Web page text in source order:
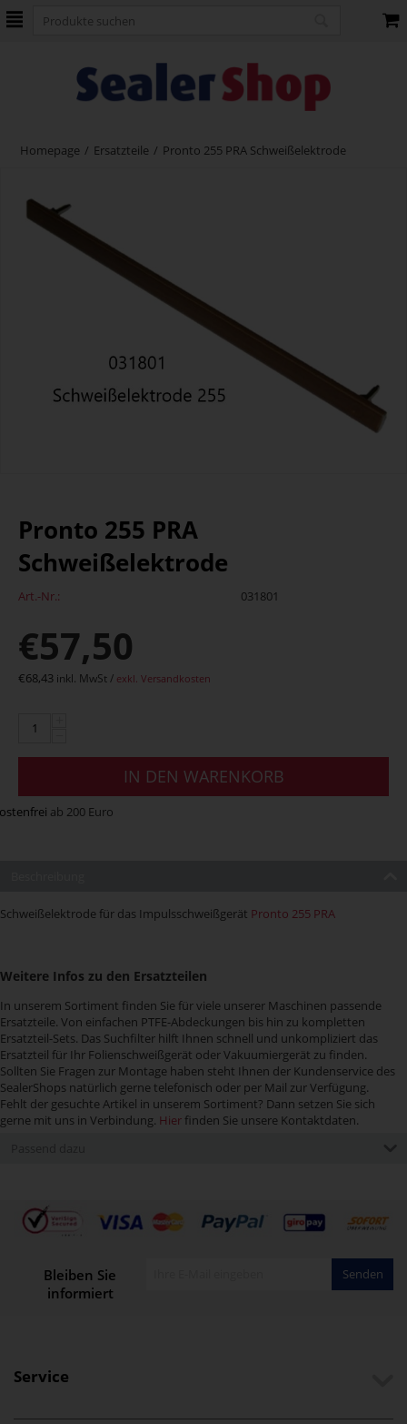
Homepage / Ersatzteile / Pronto 255 PRA Schweißelektrode
Pronto 255 PRA
Schweißelektrode
Art.-Nr.: 031801
€57,50
€68,43 inkl. MwSt / exkl. Versandkosten
IN DEN WARENKORB
ab 200 Euro
Schweißelektrode für das Impulsschweißgerät Pronto 255 PRA
Weitere Infos zu den Ersatzteilen
In unserem Sortiment finden Sie für viele unserer Maschinen passende
Ersatzteile. Von einfachen PTFE-Abdeckungen bis hin zu kompletten
Ersatzteil-Sets. Das Suchfilter hilft Ihnen schnell und unkompliziert das
Ersatzteil für Ihr Folienschweißgerät oder Vakuumiergerät zu finden.
Sollten Sie Fragen zur Montage haben steht Ihnen der Kundenservice des
SealerShops natürlich gerne telefonisch oder per Mail zur Verfügung.
Fehlt der gesuchte Artikel in unserem Sortiment? Dann setzen Sie sich
gerne mit uns in Verbindung. Hier finden Sie unsere Kontaktdaten.
Bleiben Sie
informiert
Senden
Service